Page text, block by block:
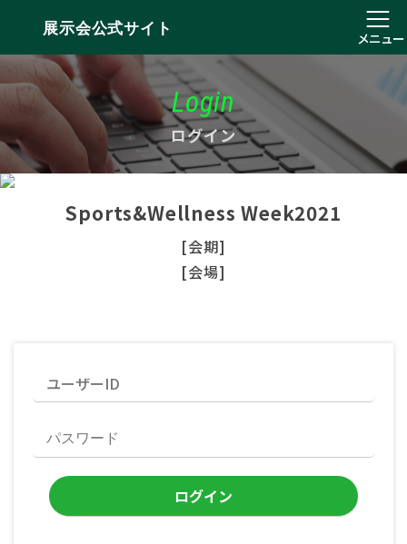
展示会公式サイト
メニュー
Login
ログイン
Sports&Wellness Week2021
[会期]
[会場]